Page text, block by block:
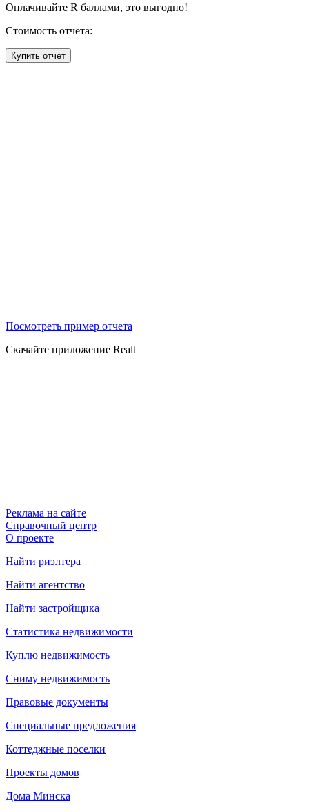
Оплачивайте R баллами, это выгодно!
Стоимость отчета:
Купить отчет
Посмотреть пример отчета
Скачайте приложение Realt
Реклама на сайте
Справочный центр
О проекте
Найти риэлтера
Найти агентство
Найти застройщика
Статистика недвижимости
Куплю недвижимость
Сниму недвижимость
Правовые документы
Специальные предложения
Коттеджные поселки
Проекты домов
Дома Минска